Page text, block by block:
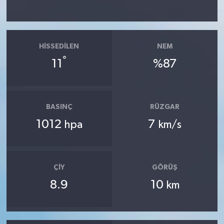
HISSEDILEN
11 °
NEM
%87
BASINÇ
1012 hpa
RÜZGAR
7 km/s
ÇIY
8.9
GÖRÜŞ
10 km